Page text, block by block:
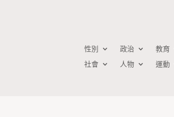
性別 政治 教育
社會
人物 運動